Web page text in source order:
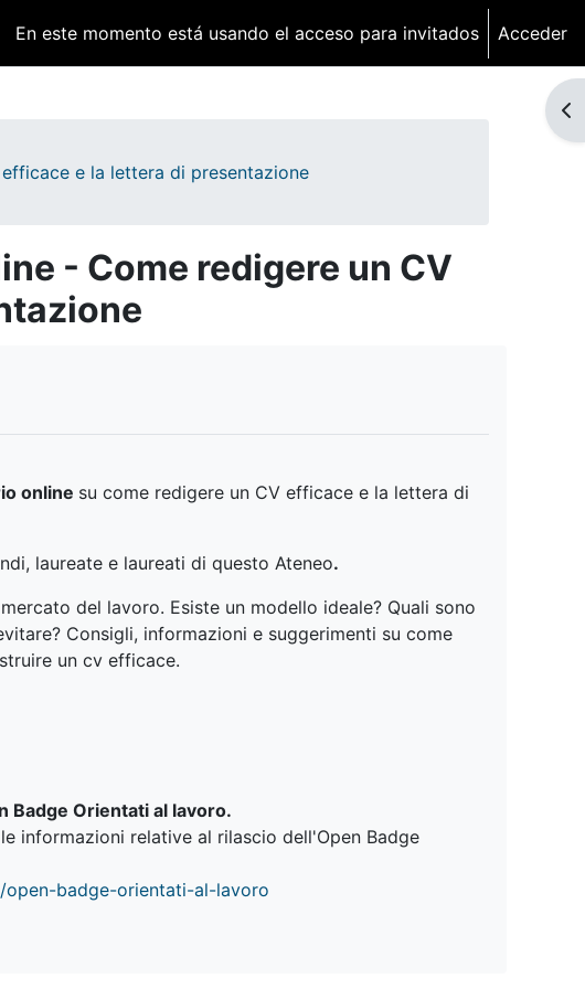
En este momento está usando el acceso para invitados Acceder
e la lettera di presentazione
- Come redigere un CV
online su come redigere un CV efficace e la lettera di
laureate e laureati di questo Ateneo.
del lavoro. Esiste un modello ideale? Quali sono
Consigli, informazioni e suggerimenti su come
un cv efficace.
Badge Orientati al lavoro.
informazioni relative al rilascio dell'Open Badge
open-badge-orientati-al-lavoro